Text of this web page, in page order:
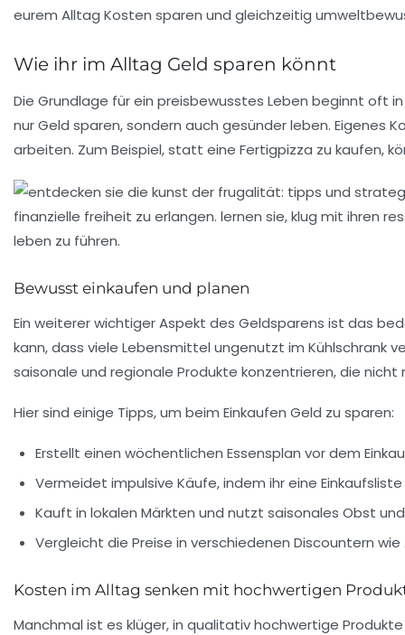
eurem Alltag Kosten sparen und gleichzeitig
Wie ihr im Alltag Geld sparen könnt
Die Grundlage für ein preisbewusstes Leben beginnt oft
nur Geld sparen, sondern auch gesünder leben.
arbeiten. Zum Beispiel, statt eine Fertigpizza zu kaufen,
Bewusst einkaufen und planen
Ein weiterer wichtiger Aspekt des Geldsparens ist das
kann, dass viele Lebensmittel ungenutzt im Kühlschrank
saisonale und regionale Produkte konzentrieren, die
Hier sind einige Tipps, um beim Einkaufen Geld zu sparen:
Erstellt einen wöchentlichen Essensplan vor dem
Vermeidet impulsive Käufe, indem ihr eine
Kauft in lokalen Märkten und nutzt saisonales Obst
Vergleicht die Preise in verschiedenen Discountern wie
Kosten im Alltag senken mit hochwertigen
Manchmal ist es klüger, in qualitativ hochwertige